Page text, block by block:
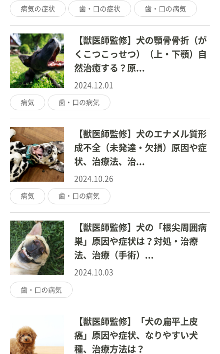
病気の症状 歯・口の症状 歯・口の病気
【獣医師監修】犬の顎骨骨折（が
くこつこっせつ）（上・下顎）自
然治癒する？原...
2024.12.01
病気 歯・口の病気
【獣医師監修】犬のエナメル質形
成不全（未発達・欠損）原因や症
状、治療法、治...
2024.10.26
病気 歯・口の病気
【獣医師監修】犬の「根尖周囲病
巣」原因や症状は？対処・治療
法、治療（手術）...
2024.10.03
歯・口の病気
【獣医師監修】「犬の扁平上皮
癌」原因や症状、なりやすい犬
種、治療方法は？